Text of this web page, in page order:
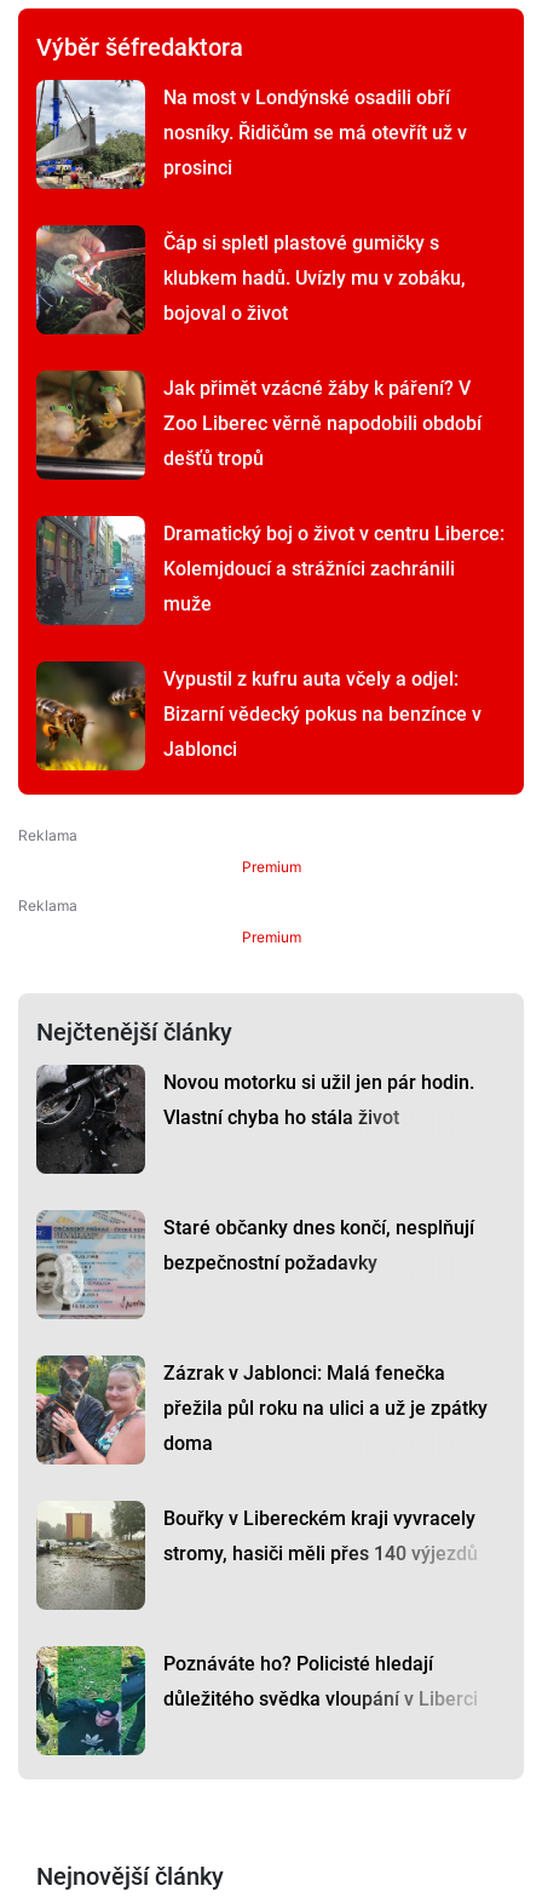
Výběr šéfredaktora
Na most v Londýnské osadili obří
nosníky. Řidičům se má otevřít už v
prosinci
Čáp si spletl plastové gumičky s
klubkem hadů. Uvízly mu v zobáku,
bojoval o život
Jak přimět vzácné žáby k páření? V
Zoo Liberec věrně napodobili období
dešťů tropů
Dramatický boj o život v centru Liberce:
Kolemjdoucí a strážníci zachránili
muže
Vypustil z kufru auta včely a odjel:
Bizarní vědecký pokus na benzínce v
Jablonci
Premium
Premium
Nejčtenější články
Novou motorku si užil jen pár hodin.
Vlastní chyba ho stála život
Staré občanky dnes končí, nesplňují
bezpečnostní požadavky
Zázrak v Jablonci: Malá fenečka
přežila půl roku na ulici a už je zpátky
doma
Bouřky v Libereckém kraji vyvracely
stromy, hasiči měli přes 140 výjezdů
Poznáváte ho? Policisté hledají
důležitého svědka vloupání v Liberci
Nejnovější články